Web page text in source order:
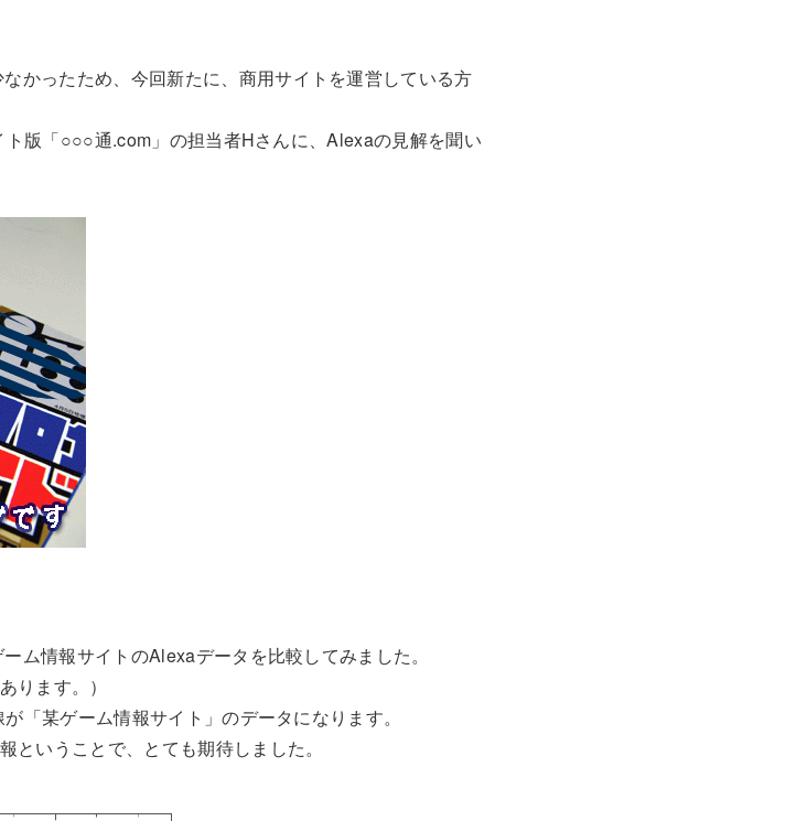
かったため、今回新たに、商用サイトを運営している方
版「○○○通.com」の担当者Hさんに、Alexaの見解を聞い
ム情報サイトのAlexaデータを比較してみました。
ります。）
が「某ゲーム情報サイト」のデータになります。
いうことで、とても期待しました。